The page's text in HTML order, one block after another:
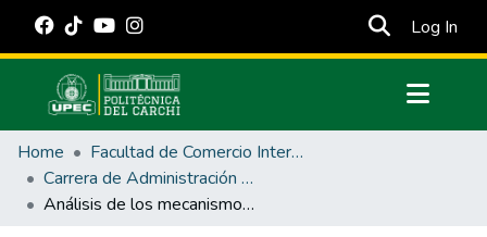
Log In
Communities & Collections
All of DSpace
Statistics
Home
Facultad de Comercio Internacional, Integración, Administración y Economía Empresarial
Carrera de Administración Pública
Análisis de los mecanismos de participación ciudadana en el Gobierno Autónomo Descentralizado del Carchi en el periodo 2016 – 2018 y su incidencia en el buen funcionamiento del sistema “Carchi Participa